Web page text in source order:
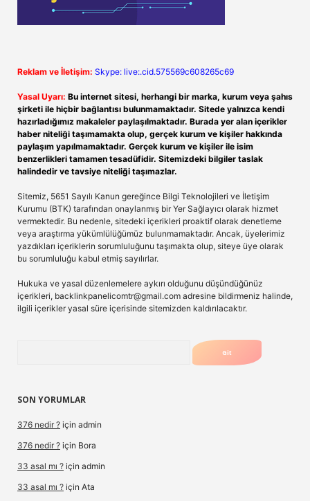
Reklam ve İletişim: Skype: live:.cid.575569c608265c69
Yasal Uyarı: Bu internet sitesi, herhangi bir marka, kurum veya şahıs
şirketi ile hiçbir bağlantısı bulunmamaktadır. Sitede yalnızca kendi
hazırladığımız makaleler paylaşılmaktadır. Burada yer alan içerikler
haber niteliği taşımamakta olup, gerçek kurum ve kişiler hakkında
paylaşım yapılmamaktadır. Gerçek kurum ve kişiler ile isim
benzerlikleri tamamen tesadüfidir. Sitemizdeki bilgiler taslak
halindedir ve tavsiye niteliği taşımazlar.
Sitemiz, 5651 Sayılı Kanun gereğince Bilgi Teknolojileri ve İletişim
Kurumu (BTK) tarafından onaylanmış bir Yer Sağlayıcı olarak hizmet
vermektedir. Bu nedenle, sitedeki içerikleri proaktif olarak denetleme
veya araştırma yükümlülüğümüz bulunmamaktadır. Ancak, üyelerimiz
yazdıkları içeriklerin sorumluluğunu taşımakta olup, siteye üye olarak
bu sorumluluğu kabul etmiş sayılırlar.
Hukuka ve yasal düzenlemelere aykırı olduğunu düşündüğünüz
içerikleri, backlinkpanelicomtr@gmail.com adresine bildirmeniz halinde,
ilgili içerikler yasal süre içerisinde sitemizden kaldırılacaktır.
SON YORUMLAR
376 nedir ? için admin
376 nedir ? için Bora
33 asal mı ? için admin
33 asal mı ? için Ata